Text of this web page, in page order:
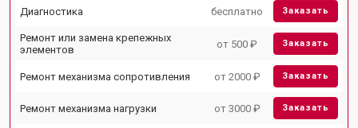
Диагностика бесплатно Заказать
Ремонт или замена крепежных
элементов
от 500 ₽ Заказать
Ремонт механизма сопротивления от 2000 ₽ Заказать
Ремонт механизма нагрузки от 3000 ₽ Заказать